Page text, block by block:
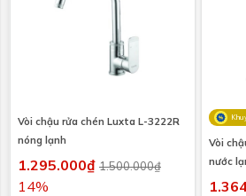
Vòi chậu rửa chén Luxta L-3222R
nóng lạnh
1.295.000₫ 1.500.000₫
14%
Vòi
nước